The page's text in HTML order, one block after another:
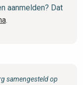
aanmelden? Dat
.
samengesteld op